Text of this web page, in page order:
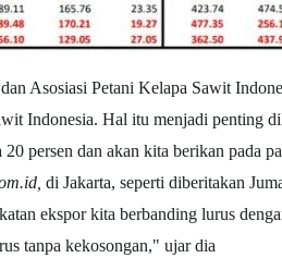
Asosiasi Petani Kelapa Sawit
Indonesia. Hal itu menjadi penting
persen dan akan kita berikan
di Jakarta, seperti diberitakan
ekspor kita berbanding lurus
tanpa kekosongan," ujar dia